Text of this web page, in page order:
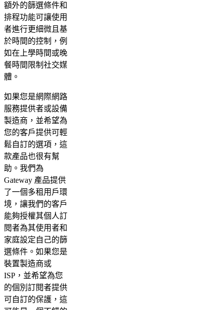
額外的篩選條件和
排程功能可讓使用
者進行更細微且基
於時間的控制，例
如在上學時間或晚
餐時間限制社交媒
體。
如果您是網際網路
服務提供者或設備
製造商，並希望為
您的客戶提供可輕
鬆自訂的選項，這
款產品也很有幫
助。我們為
Gateway 產品提供
了一個多租用戶環
境，讓我們的客戶
能夠授權其個人訂
閱者為其使用者和
家庭設定自己的篩
選條件。如果您是
裝置製造商或
ISP，並希望為您
的個別訂閱者提供
可自訂的保護，這